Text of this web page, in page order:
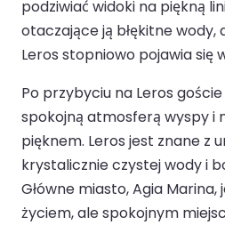
podziwiać widoki na piękną
otaczające ją błękitne wody,
Leros stopniowo pojawia się
Po przybyciu na Leros
spokojną atmosferą wyspy i
pięknem. Leros jest znane z
krystalicznie czystej wody i
Główne miasto, Agia
życiem, ale spokojnym